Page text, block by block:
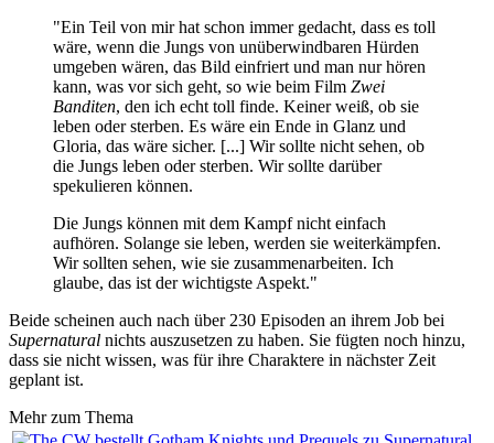
"Ein Teil von mir hat schon immer gedacht, dass es toll
wäre, wenn die Jungs von unüberwindbaren Hürden
umgeben wären, das Bild einfriert und man nur hören
kann, was vor sich geht, so wie beim Film Zwei
Banditen, den ich echt toll finde. Keiner weiß, ob sie
leben oder sterben. Es wäre ein Ende in Glanz und
Gloria, das wäre sicher. [...] Wir sollte nicht sehen, ob
die Jungs leben oder sterben. Wir sollte darüber
spekulieren können.
Die Jungs können mit dem Kampf nicht einfach
aufhören. Solange sie leben, werden sie weiterkämpfen.
Wir sollten sehen, wie sie zusammenarbeiten. Ich
glaube, das ist der wichtigste Aspekt."
Beide scheinen auch nach über 230 Episoden an ihrem Job bei
Supernatural nichts auszusetzen zu haben. Sie fügten noch hinzu,
dass sie nicht wissen, was für ihre Charaktere in nächster Zeit
geplant ist.
Mehr zum Thema